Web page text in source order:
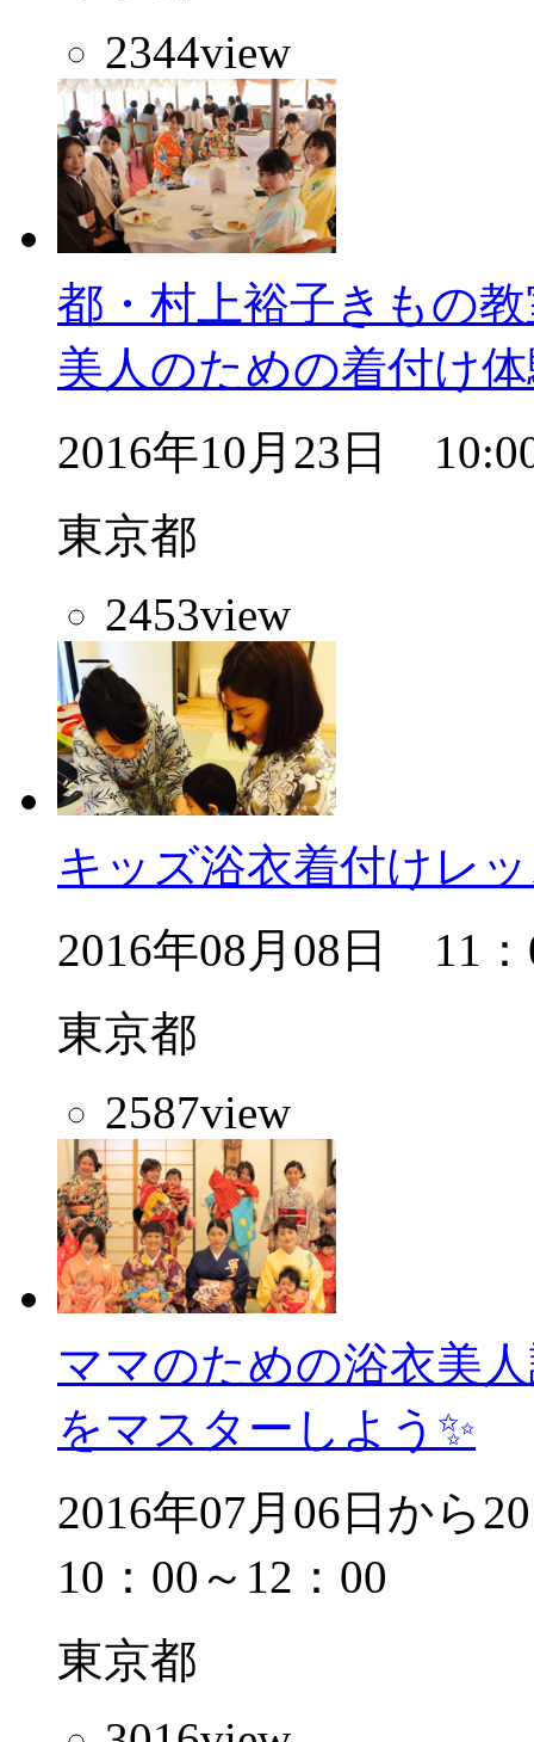
2344view
都・村上裕子きもの
美人のための着付け
2016年10月23日
東京都
2453view
キッズ浴衣着付けレ
2016年08月08日 11
東京都
2587view
ママのための浴衣美
をマスターしよう✨
2016年07月06日か
10：00～12：00
東京都